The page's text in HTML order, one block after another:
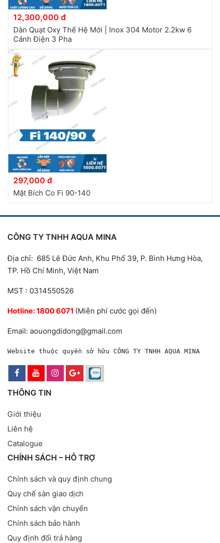
12,300,000 đ
Dàn Quạt Oxy Thế Hệ Mới | Inox 304 Motor 2.2kw 6
Cánh Điện 3 Pha
297,000 đ
Mặt Bích Co Fi 90-140
CÔNG TY TNHH AQUA MINA
Địa chỉ: 685 Lê Đức Anh, Khu Phố 39, P. Bình Hưng Hòa,
TP. Hồ Chí Minh, Việt Nam
MST : 0314550526
Hotline:1800 6071 (Miễn phí cước gọi đến)
Email: aouongdidong@gmail.com
Website thuộc quyền sở hữu CÔNG TY TNHH AQUA MINA
THÔNG TIN
Giới thiệu
Liên hệ
Catalogue
CHÍNH SÁCH – HỖ TRỢ
Chính sách và quy định chung
Quy chế sàn giao dịch
Chính sách vận chuyển
Chính sách bảo hành
Quy định đổi trả hàng